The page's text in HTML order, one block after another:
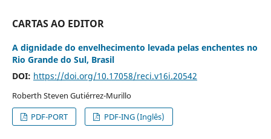
CARTAS AO EDITOR
A dignidade do envelhecimento levada pelas enchentes no
Rio Grande do Sul, Brasil
DOI: https://doi.org/10.17058/reci.v16i.20542
Roberth Steven Gutiérrez-Murillo
PDF-PORT
PDF-ING (Inglês)